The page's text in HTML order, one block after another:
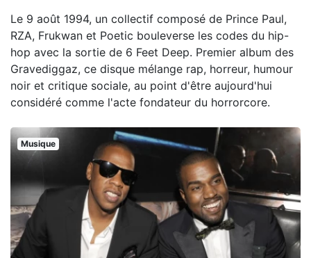
Le 9 août 1994, un collectif composé de Prince Paul,
RZA, Frukwan et Poetic bouleverse les codes du hip-
hop avec la sortie de 6 Feet Deep. Premier album des
Gravediggaz, ce disque mélange rap, horreur, humour
noir et critique sociale, au point d'être aujourd'hui
considéré comme l'acte fondateur du horrorcore.
Musique